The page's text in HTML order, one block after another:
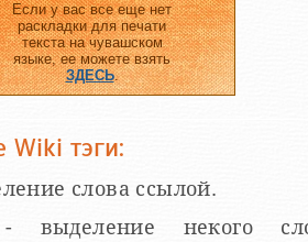
Если у вас все еще нет
раскладки для печати
текста на чувашском
языке, ее можете взять
ЗДЕСЬ.
тэги:
слова ссылой.
- выделение некого